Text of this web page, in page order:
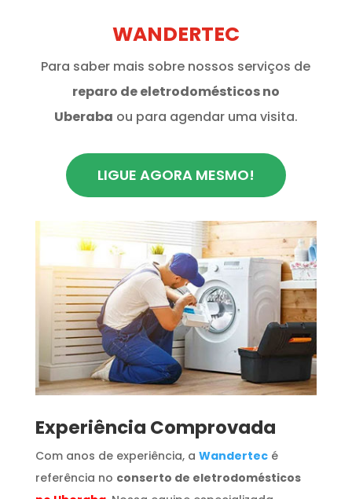
WANDERTEC
Para saber mais sobre nossos serviços de
reparo de eletrodomésticos no
Uberaba ou para agendar uma visita.
LIGUE AGORA MESMO!
​Experiência Comprovada
Com anos de experiência, a Wandertecé
referência no conserto de eletrodomésticos